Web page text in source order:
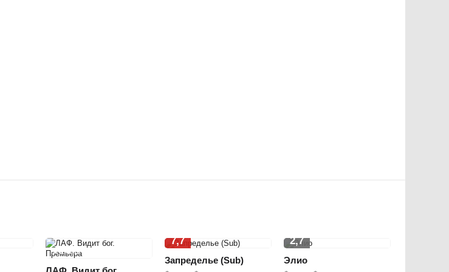
ПРЕМЬЕРА
7,7
Запределье (Sub)
2,7
Элио